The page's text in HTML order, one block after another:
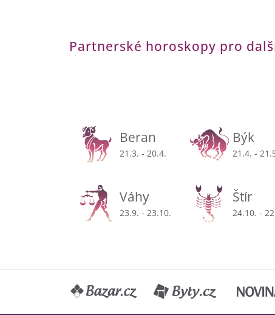
Partnerské horoskopy pro
Beran
21.3. - 20.4.
Býk
21.4. -
Váhy
23.9. - 23.10.
Štír
24.10. -